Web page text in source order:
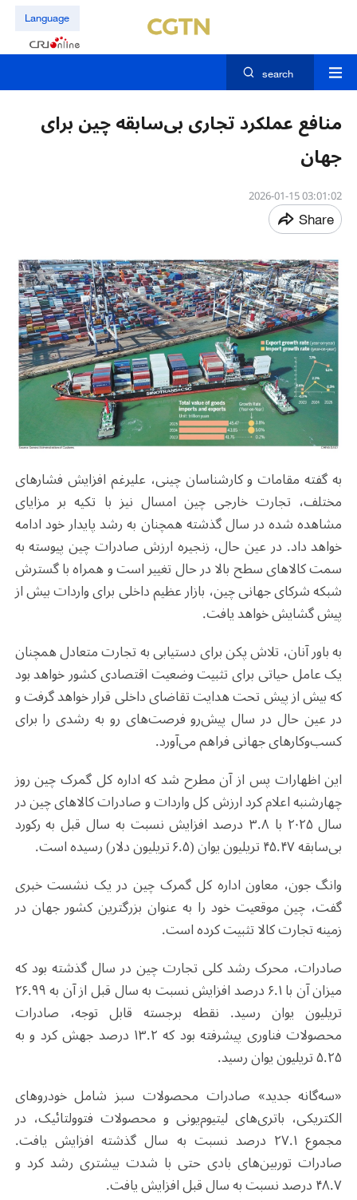
Language
search
منافع عملکرد تجاری بی‌سابقه چین برای
جهان
03:01:02 2026-01-15
Share
به گفته مقامات و کارشناسان چینی، علیرغم افزایش فشارهای
مختلف، تجارت خارجی چین امسال نیز با تکیه بر مزایای
مشاهده ‌شده در سال گذشته همچنان به رشد پایدار خود ادامه
خواهد داد. در عین حال، زنجیره ارزش صادرات چین پیوسته به
سمت کالاهای سطح بالا در حال تغییر است و همراه با گسترش
شبکه شرکای جهانی چین، بازار عظیم داخلی برای واردات بیش از
پیش گشایش خواهد یافت.
به باور آنان، تلاش پکن برای دستیابی به تجارت متعادل همچنان
یک عامل حیاتی برای تثبیت وضعیت اقتصادی کشور خواهد بود
که بیش از پیش تحت هدایت تقاضای داخلی قرار خواهد گرفت و
در عین حال در سال پیش‌رو فرصت‌های رو به رشدی را برای
کسب‌وکارهای جهانی فراهم می‌آورد.
این اظهارات پس از آن مطرح شد که اداره کل گمرک چین روز
چهارشنبه اعلام کرد ارزش کل واردات و صادرات کالاهای چین در
سال ۲۰۲۵ با ۳.۸ درصد افزایش نسبت به سال قبل به رکورد
بی‌سابقه ۴۵.۴۷ تریلیون یوان (۶.۵ تریلیون دلار) رسیده است.
وانگ جون، معاون اداره کل گمرک چین در یک نشست خبری
گفت، چین موقعیت خود را به عنوان بزرگترین کشور جهان در
زمینه تجارت کالا تثبیت کرده است.
صادرات، محرک رشد کلی تجارت چین در سال گذشته بود که
میزان آن با ۶.۱ درصد افزایش نسبت به سال قبل از آن به ۲۶.۹۹
تریلیون یوان رسید. نقطه برجسته قابل توجه، صادرات
محصولات فناوری پیشرفته بود که ۱۳.۲ درصد جهش کرد و به
۵.۲۵ تریلیون یوان رسید.
«سه‌گانه جدید» صادرات محصولات سبز شامل خودروهای
الکتریکی، باتری‌های لیتیوم‌یونی و محصولات فتوولتائیک، در
مجموع ۲۷.۱ درصد نسبت به سال گذشته افزایش یافت.
صادرات توربین‌های بادی حتی با شدت بیشتری رشد کرد و
۴۸.۷ درصد نسبت به سال قبل افزایش یافت.